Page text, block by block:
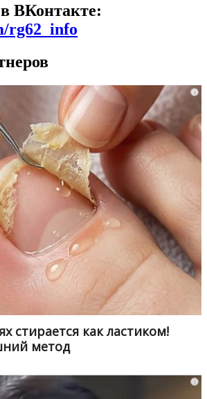
ВКонтакте:
rg62_info
i
стирается как ластиком!
метод
i